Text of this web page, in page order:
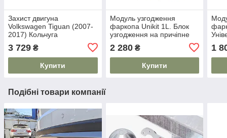
Захист двигуна
Volkswagen Tiguan (2007-
2017) Кольчуга
3 729 ₴
Купити
Модуль узгодження
фаркопа Unikit 1L. Блок
узгодження на причіпне
2 280₴
Купити
1
Подібні товари компанії